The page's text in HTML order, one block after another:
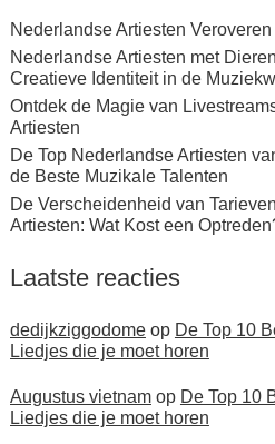
Nederlandse Artiesten
Nederlandse Artiesten met
Creatieve Identiteit in de
Ontdek de Magie van
Artiesten
De Top Nederlandse Artiesten
de Beste Muzikale Talenten
De Verscheidenheid van
Artiesten: Wat Kost een
Laatste reacties
dedijkziggodomeop De Top 10
Liedjes die je moet horen
Augustus vietnamop De Top 10
Liedjes die je moet horen